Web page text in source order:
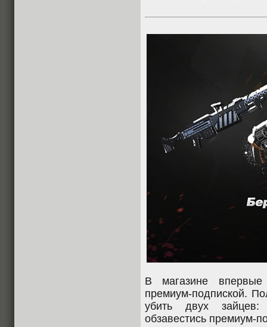
В магазине
премиум-подпиской.
убить двух
обзавестись премиум-